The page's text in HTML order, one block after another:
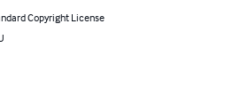
Copyright License